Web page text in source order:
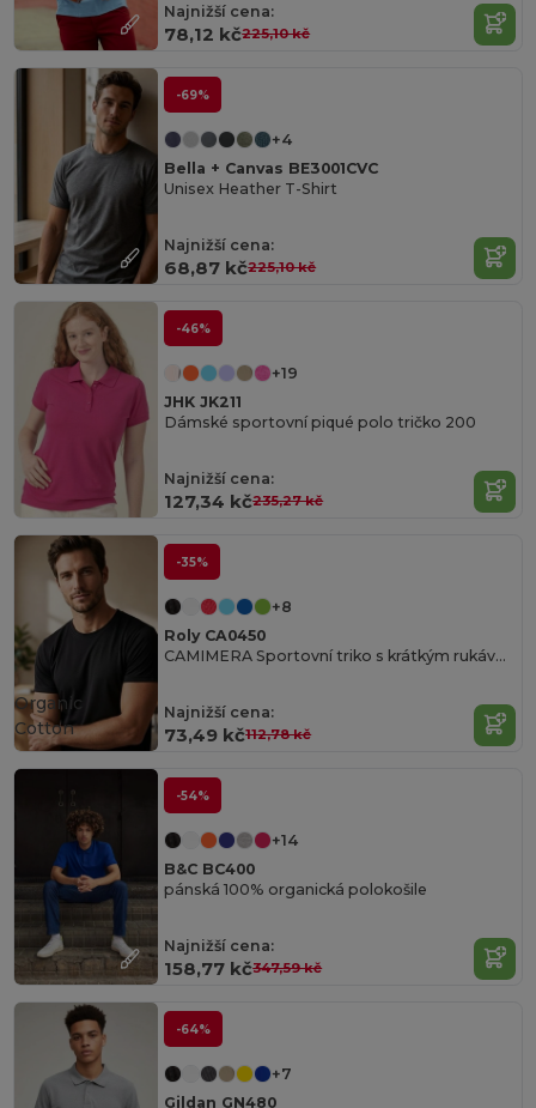
Najnižší cena:
78,12 kč225,10 kč
-69%
+4
Bella + Canvas BE3001CVC
Unisex Heather T-Shirt
Najnižší cena:
68,87 kč225,10 kč
-46%
+19
JHK JK211
Dámské sportovní piqué polo tričko 200
Najnižší cena:
127,34 kč235,27 kč
-35%
+8
Roly CA0450
CAMIMERA Sportovní triko s krátkým rukávem a kulatým průkrčníkem
Najnižší cena:
73,49 kč112,78 kč
Organic
Cotton
-54%
+14
B&C BC400
pánská 100% organická polokošile
Najnižší cena:
158,77 kč347,59 kč
-64%
+7
Gildan GN480